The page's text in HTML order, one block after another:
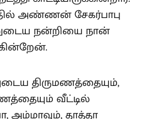
அண்ணன் சேகர்பாபு
நன்றியை நான்
திருமணத்தையும்,
வீட்டில்
அம்மாவும், தாத்தா